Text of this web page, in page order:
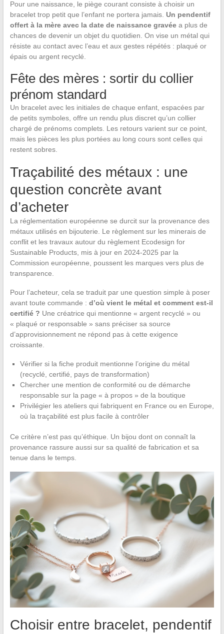
Pour une naissance, le piège courant consiste à choisir un
bracelet trop petit que l’enfant ne portera jamais. Un pendentif
offert à la mère avec la date de naissance gravéea plus de
chances de devenir un objet du quotidien. On vise un métal qui
résiste au contact avec l’eau et aux gestes répétés : plaqué or
épais ou argent recyclé.
Fête des mères : sortir du collier
prénom standard
Un bracelet avec les initiales de chaque enfant, espacées par
de petits symboles, offre un rendu plus discret qu’un collier
chargé de prénoms complets. Les retours varient sur ce point,
mais les pièces les plus portées au long cours sont celles qui
restent sobres.
Traçabilité des métaux : une
question concrète avant
d’acheter
La réglementation européenne se durcit sur la provenance des
métaux utilisés en bijouterie. Le règlement sur les minerais de
conflit et les travaux autour du règlement Ecodesign for
Sustainable Products, mis à jour en 2024-2025 par la
Commission européenne, poussent les marques vers plus de
transparence.
Pour l’acheteur, cela se traduit par une question simple à poser
avant toute commande : d’où vient le métal et comment est-il
certifié ? Une créatrice qui mentionne « argent recyclé » ou
« plaqué or responsable » sans préciser sa source
d’approvisionnement ne répond pas à cette exigence
croissante.
Vérifier si la fiche produit mentionne l’origine du métal
(recyclé, certifié, pays de transformation)
Chercher une mention de conformité ou de démarche
responsable sur la page « à propos » de la boutique
Privilégier les ateliers qui fabriquent en France ou en Europe,
où la traçabilité est plus facile à contrôler
Ce critère n’est pas qu’éthique. Un bijou dont on connaît la
provenance rassure aussi sur sa qualité de fabrication et sa
tenue dans le temps.
Choisir entre bracelet, pendentif